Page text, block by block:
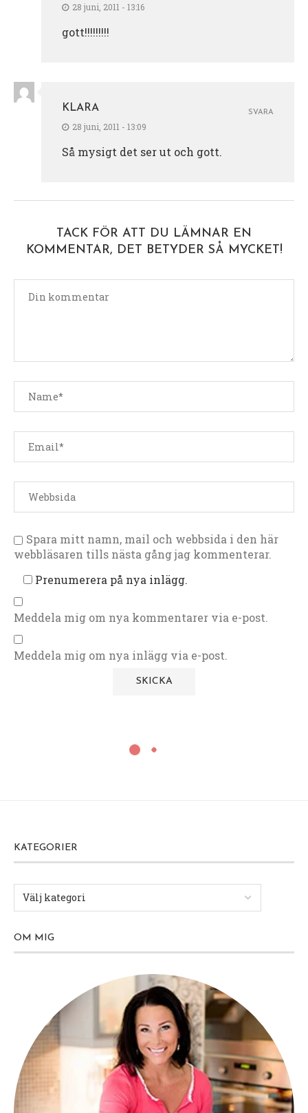
28 juni, 2011 - 13:16
gott!!!!!!!!!
KLARA
28 juni, 2011 - 13:09
Så mysigt det ser ut och gott.
SVARA
TACK FÖR ATT DU LÄMNAR EN
KOMMENTAR, DET BETYDER SÅ MYCKET!
Spara mitt namn, mail och webbsida i den här
webbläsaren tills nästa gång jag kommenterar.
Prenumerera på nya inlägg.
Meddela mig om nya kommentarer via e-post.
Meddela mig om nya inlägg via e-post.
KATEGORIER
OM MIG